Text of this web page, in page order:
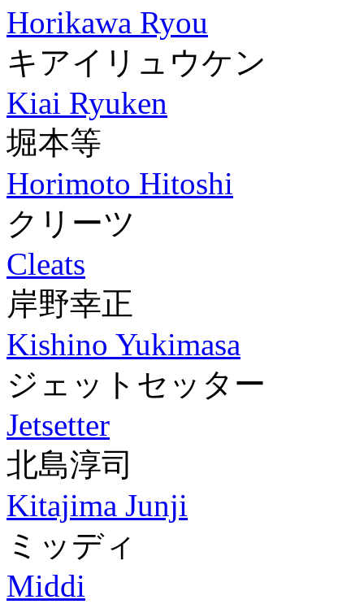
Horikawa Ryou
キアイリュウケン
Kiai Ryuken
堀本等
Horimoto Hitoshi
クリーツ
Cleats
岸野幸正
Kishino Yukimasa
ジェットセッター
Jetsetter
北島淳司
Kitajima Junji
ミッディ
Middi